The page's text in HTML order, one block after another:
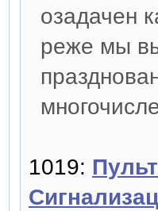
озадачен
реже мы
1019: